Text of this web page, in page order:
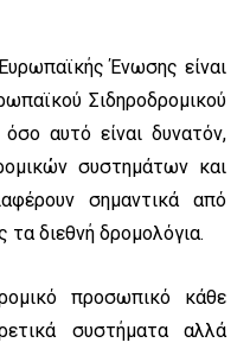
Ένωσης είναι
Σιδηροδρομικού
αυτό είναι δυνατόν,
συστημάτων και
σημαντικά από
διεθνή δρομολόγια.
προσωπικό κάθε
συστήματα αλλά